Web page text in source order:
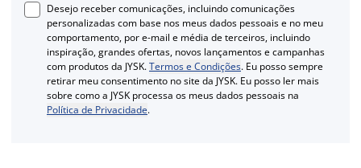
Desejo receber comunicações, incluindo comunicações
personalizadas com base nos meus dados pessoais e no meu
comportamento, por e-mail e média de terceiros, incluindo
inspiração, grandes ofertas, novos lançamentos e campanhas
com produtos da JYSK.Termos e Condições. Eu posso sempre
retirar meu consentimento no site da JYSK. Eu posso ler mais
sobre como a JYSK processa os meus dados pessoais na
Política de Privacidade.